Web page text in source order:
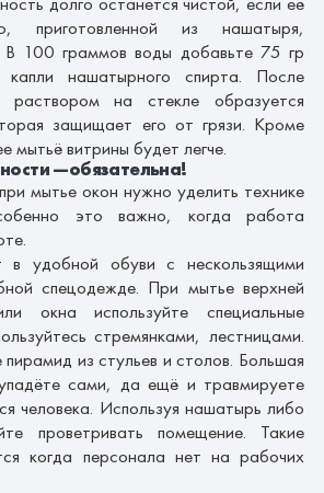
приготовленной из нашатыря,
В 100 граммов воды добавьте 75 гр
нашатырного спирта. После
раствором на стекле образуется
защищает его от грязи. Кроме
мытьё витрины будет легче.
—обязательна!
мытье окон нужно уделить технике
это важно, когда работа
в удобной обуви с нескользящими
спецодежде. При мытье верхней
окна используйте специальные
стремянками, лестницами.
из стульев и столов. Большая
сами, да ещё и травмируете
человека. Используя нашатырь либо
проветривать помещение. Такие
когда персонала нет на рабочих